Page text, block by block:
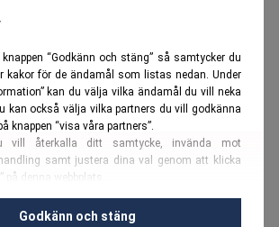
“Godkänn och stäng” så samtycker du
kakor för de ändamål som listas nedan. Under
kan du välja vilka ändamål du vill neka
kan också välja vilka partners du vill godkänna
knappen “visa våra partners”.
vill återkalla ditt samtycke, invända mot
samt justera dina val genom att klicka
på denna webbplats.
dig ytterligare i vårcookie-policy
Godkänn och stäng